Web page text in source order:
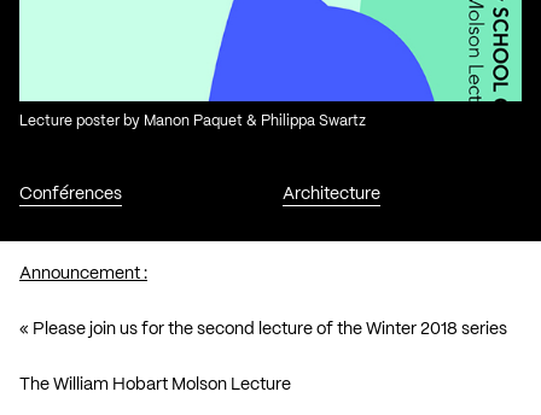
Conférences Architecture
Lecture poster by Manon Paquet & Philippa Swartz
Announcement :
« Please join us for the second lecture of the Winter 2018 series
The William Hobart Molson Lecture